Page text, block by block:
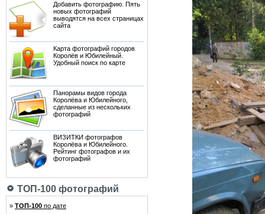
Добавить фотографию. Пять
новых фотографий
выводятся на всех страницах
сайта
Карта фотографий городов
Королёв и Юбилейный.
Удобный поиск по карте
Панорамы видов города
Королёва и Юбилейного,
сделанные из нескольких
фотографий
ВИЗИТКИ фотографов
Королёва и Юбилейного.
Рейтинг фотографов и их
фотографий
ТОП-100 фотографий
» ТОП-100 по дате